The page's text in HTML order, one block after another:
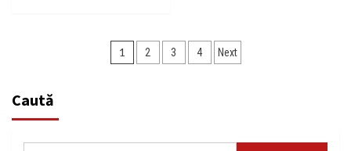
Paginație
1 2 3 4 Next
Caută